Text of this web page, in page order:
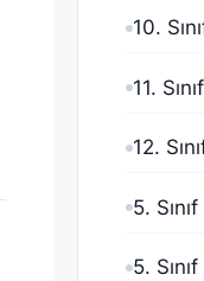
10.
11.
12.
5.
5.